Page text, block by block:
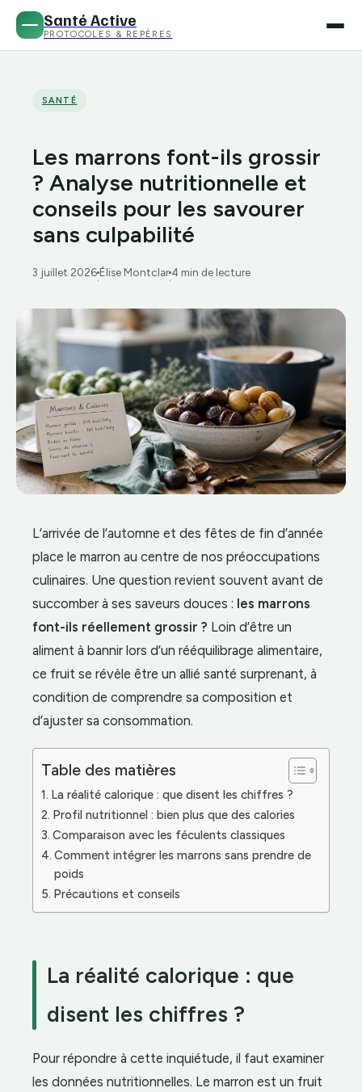
Santé Active
PROTOCOLES & REPÈRES
SANTÉ
Les marrons font-ils grossir
? Analyse nutritionnelle et
conseils pour les savourer
sans culpabilité
3 juillet 2026
·
Élise Montclar
·
4 min de lecture
L’arrivée de l’automne et des fêtes de fin d’année
place le marron au centre de nos préoccupations
culinaires. Une question revient souvent avant de
succomber à ses saveurs douces : les marrons
font-ils réellement grossir ? Loin d’être un
aliment à bannir lors d’un rééquilibrage alimentaire,
ce fruit se révèle être un allié santé surprenant, à
condition de comprendre sa composition et
d’ajuster sa consommation.
Table des matières
La réalité calorique : que disent les chiffres ?
Profil nutritionnel : bien plus que des calories
Comparaison avec les féculents classiques
Comment intégrer les marrons sans prendre de
poids
Précautions et conseils
La réalité calorique : que
disent les chiffres ?
Pour répondre à cette inquiétude, il faut examiner
les données nutritionnelles. Le marron est un fruit